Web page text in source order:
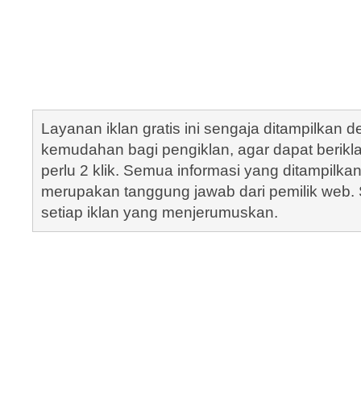
Layanan iklan gratis ini sengaja ditampilkan
kemudahan bagi pengiklan, agar dapat
perlu 2 klik. Semua informasi yang
merupakan tanggung jawab dari pemilik
setiap iklan yang menjerumuskan.